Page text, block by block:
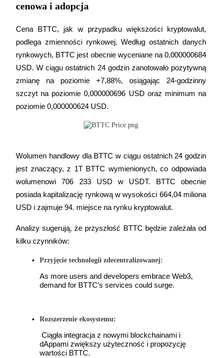
Bitruści Partnerzy
Afiliaci Bitrue
Polecaj
cenowa i adopcja
Cena BTTC, jak w przypadku większości kryptowalut,
podlega zmienności rynkowej. Według ostatnich danych
rynkowych, BTTC jest obecnie wyceniane na 0,000000684
USD. W ciągu ostatnich 24 godzin zanotowało pozytywną
zmianę na poziomie +7,88%, osiągając 24-godzinny
szczyt na poziomie 0,000000696 USD oraz minimum na
poziomie 0,000000624 USD.
Wolumen handlowy dla BTTC w ciągu ostatnich 24 godzin
jest znaczący, z 1T BTTC wymienionych, co odpowiada
wolumenowi 706 233 USD w USDT. BTTC obecnie
posiada kapitalizację rynkową w wysokości 664,04 miliona
USD i zajmuje 94. miejsce na rynku kryptowalut.
Analizy sugerują, że przyszłość BTTC będzie zależała od
kilku czynników:
Przyjęcie technologii zdecentralizowanej:
As more users and developers embrace Web3,
demand for BTTC’s services could surge.
Rozszerzenie ekosystemu:
dAppami zwiększy użyteczność i propozycję
wartości BTTC.